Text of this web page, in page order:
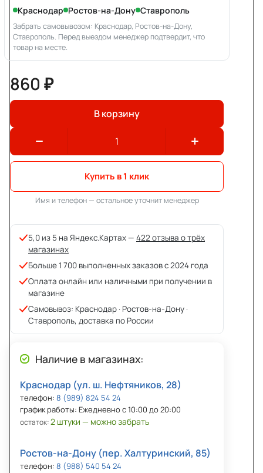
Краснодар Ростов-на-Дону Ставрополь
Забрать самовывозом: Краснодар, Ростов-на-Дону,
Ставрополь. Перед выездом менеджер подтвердит, что
товар на месте.
860 ₽
В корзину
Купить в 1 клик
Имя и телефон — остальное уточнит менеджер
5,0 из 5 на Яндекс.Картах — 422 отзыва о трёх
магазинах
Больше 1 700 выполненных заказов с 2024 года
Оплата онлайн или наличными при получении в
магазине
Самовывоз: Краснодар · Ростов-на-Дону ·
Ставрополь, доставка по России
Наличие в магазинах:
Краснодар (ул. ш. Нефтяников, 28)
телефон: 8 (989) 824 54 24
график работы: Ежедневно с 10:00 до 20:00
остаток:2 штуки — можно забрать
Ростов-на-Дону (пер. Халтуринский, 85)
телефон: 8 (988) 540 54 24